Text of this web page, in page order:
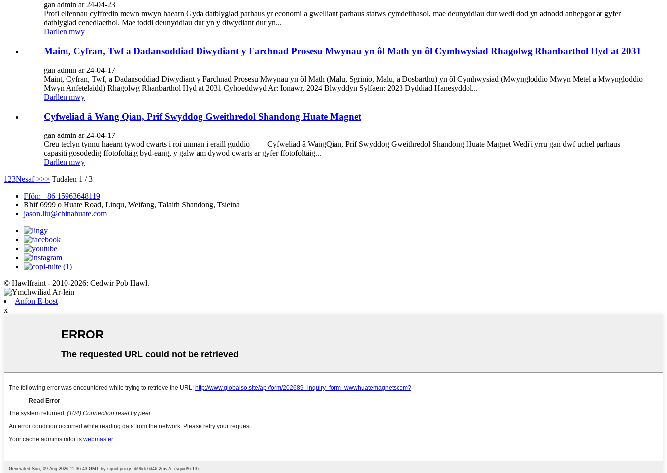
gan admin ar 24-04-23
Profi elfennau cyffredin mewn mwyn haearn Gyda datblygiad parhaus yr economi a gwelliant parhaus statws cymdeithasol, mae deunyddiau dur wedi dod yn adnodd anhepgor ar gyfer
datblygiad cenedlaethol. Mae toddi deunyddiau dur yn y diwydiant dur yn...
Darllen mwy
Maint, Cyfran, Twf a Dadansoddiad Diwydiant y Farchnad Prosesu Mwynau yn ôl Math yn ôl Cymhwysiad Rhagolwg Rhanbarthol Hyd at 2031
gan admin ar 24-04-17
Maint, Cyfran, Twf, a Dadansoddiad Diwydiant y Farchnad Prosesu Mwynau yn ôl Math (Malu, Sgrinio, Malu, a Dosbarthu) yn ôl Cymhwysiad (Mwyngloddio Mwyn Metel a Mwyngloddio
Mwyn Anfetelaidd) Rhagolwg Rhanbarthol Hyd at 2031 Cyhoeddwyd Ar: Ionawr, 2024 Blwyddyn Sylfaen: 2023 Dyddiad Hanesyddol...
Darllen mwy
Cyfweliad â Wang Qian, Prif Swyddog Gweithredol Shandong Huate Magnet
gan admin ar 24-04-17
Creu teclyn tynnu haearn tywod cwarts i roi unman i eraill guddio ——Cyfweliad â WangQian, Prif Swyddog Gweithredol Shandong Huate Magnet Wedi'i yrru gan dwf uchel parhaus
capasiti gosodedig ffotofoltäig byd-eang, y galw am dywod cwarts ar gyfer ffotofoltäig...
Darllen mwy
1 23Nesaf >>> Tudalen 1 / 3
Ffôn: +86 15963648119
Rhif 6999 o Huate Road, Linqu, Weifang, Talaith Shandong, Tsieina
jason.liu@chinahuate.com
© Hawlfraint - 2010-2026: Cedwir Pob Hawl.
Anfon E-bost
x